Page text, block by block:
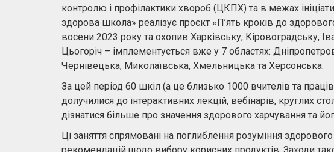
контролю і профілактики хвороб (ЦКПХ) та в межах
здорова школа» реалізує проєкт «П’ять кроків до
восени 2023 року та охопив Харківську, Кіровоградську,
Цьогоріч – імплементується вже у 7 областях:
Чернівецька, Миколаївська, Хмельницька та Херсонська.
За цей період 60 шкіл (а це близько 1000 вчителів та
долучилися до інтерактивних лекцій, вебінарів, круглих
дізнатися більше про значення здорового харчування та
Ці заняття спрямовані на поглиблення розуміння
рекомендацій щодо вибору корисних продуктів. Заходи